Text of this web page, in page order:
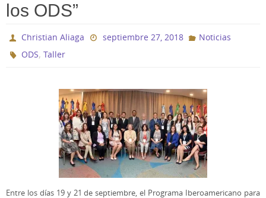
los ODS”
Christian Aliaga septiembre 27, 2018
Noticias
ODS,Taller
Entre los días 19 y 21 de septiembre, el Programa Iberoamericano para